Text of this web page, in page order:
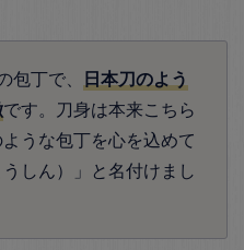
丁で、 日本刀のよう
です。刀身は本来こちら
うな包丁を心を込めて
しん）」と名付けまし